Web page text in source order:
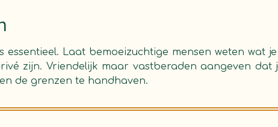
essentieel. Laat bemoeizuchtige mensen weten wat
zijn. Vriendelijk maar vastberaden aangeven dat
de grenzen te handhaven.